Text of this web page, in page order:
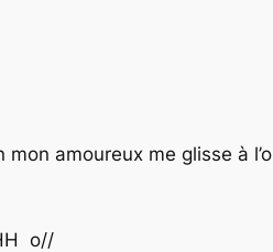
amoureux me glisse à
o//